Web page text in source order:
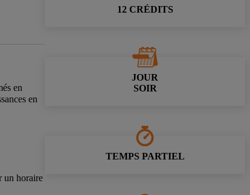
en
en
un horaire
12 CRÉDITS
JOUR
SOIR
TEMPS PARTIEL